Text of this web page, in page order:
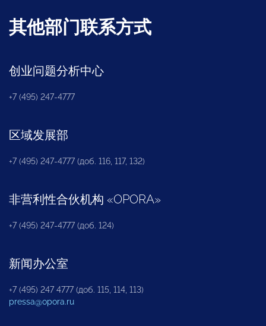
其他部门联系方式
创业问题分析中心
+7 (495) 247-4777
区域发展部
+7 (495) 247-4777 (доб. 116, 117, 132)
非营利性合伙机构 «OPORA»
+7 (495) 247-4777 (доб. 124)
新闻办公室
+7 (495) 247 4777 (доб. 115, 114, 113)
pressa@opora.ru